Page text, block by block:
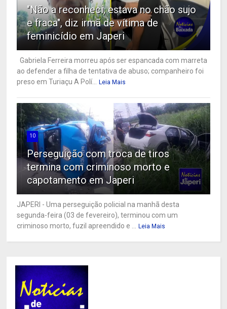
"Não a reconheci, estava no chão sujo
e fraca", diz irmã de vítima de
feminicídio em Japeri
Gabriela Ferreira morreu após ser espancada com marreta
ao defender a filha de tentativa de abuso; companheiro foi
preso em Turiaçu A Polí...
Leia Mais
10
Perseguição com troca de tiros
termina com criminoso morto e
capotamento em Japeri
JAPERI - Uma perseguição policial na manhã desta
segunda-feira (03 de fevereiro), terminou com um
criminoso morto, fuzil apreendido e ...
Leia Mais